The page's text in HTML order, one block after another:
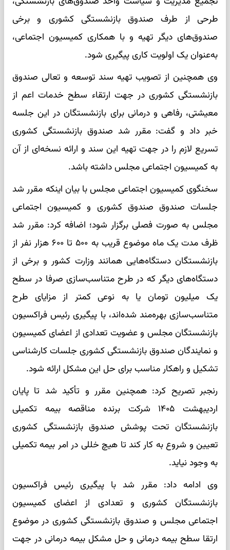
طرحی از طرف صندوق بازنشستگی کشوری و برخی
صندوق‌های دیگر تهیه و با همکاری کمیسیون اجتماعی،
به‌عنوان یک اولویت کاری پیگیری شود.
وی همچنین از تصویب تهیه سند توسعه و تعالی صندوق
بازنشستگی کشوری در جهت ارتقاء سطح خدمات اعم از
معیشتی، رفاهی و درمانی برای بازنشستگان در این جلسه
خبر داد و گفت: مقرر شد صندوق بازنشستگی کشوری
تسریع لازم را در جهت تهیه این سند و ارائه نسخه‌ای از آن
به کمیسیون اجتماعی مجلس داشته باشد.
سخنگوی کمیسیون اجتماعی مجلس با بیان اینکه مقرر شد
جلسات صندوق صندوق کشوری و کمیسیون اجتماعی
مجلس به صورت فصلی برگزار شود؛ اضافه کرد: مقرر شد
ظرف مدت یک ماه موضوع قریب به ۵۰۰ تا ۶۰۰ هزار نفر از
بازنشستگان دستگاه‌هایی همانند وزارت کشور و برخی از
دستگاه‌های دیگر که در طرح متناسب‌سازی صرفا در سطح
یک میلیون تومان یا به نوعی کمتر از مزایای طرح
متناسب‌سازی بهره‌مند شده‌اند، با پیگیری رئیس فراکسیون
بازنشستگان مجلس و عضویت تعدادی از اعضای کمیسیون
و نمایندگان صندوق بازنشستگی کشوری جلسات کارشناسی
تشکیل و راهکار مناسب برای حل این مشکل ارائه شود.
رنجبر تصریح کرد: همچنین مقرر و تأکید شد تا پایان
اردیبهشت ۱۴۰۵ شرکت برنده مناقصه بیمه تکمیلی
بازنشستگان تحت پوشش صندوق بازنشستگی کشوری
تعیین و شروع به کار کند تا هیچ خللی در امر بیمه تکمیلی
به وجود نیاید.
وی ادامه داد: مقرر شد با پیگیری رئیس فراکسیون
بازنشستگان کشوری و تعدادی از اعضای کمیسیون
اجتماعی مجلس و صندوق بازنشستگی کشوری در موضوع
ارتقا سطح بیمه درمانی و حل مشکل بیمه درمانی در جهت